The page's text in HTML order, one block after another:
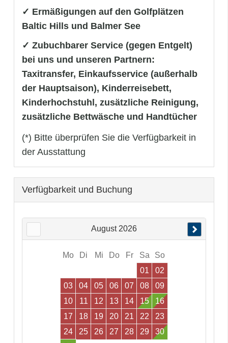
✓ Ermäßigungen auf den Golfplätzen
Baltic Hills und Balmer See
✓ Zubuchbarer Service (gegen Entgelt)
bei uns und unseren Partnern:
Taxitransfer, Einkaufsservice (außerhalb
der Hauptsaison), Kinderreisebett,
Kinderhochstuhl, zusätzliche Reinigung,
zusätzliche Bettwäsche und Handtücher
(*) Bitte überprüfen Sie die Verfügbarkeit in
der Ausstattung
Verfügbarkeit und Buchung